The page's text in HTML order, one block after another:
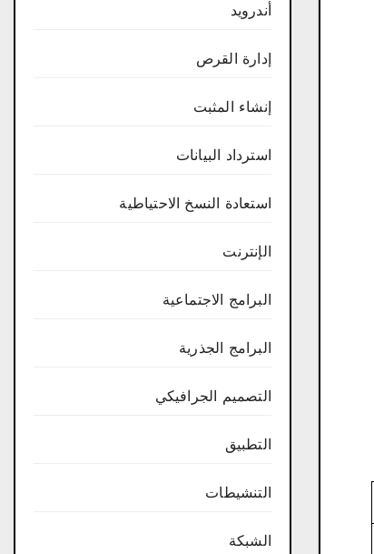
أندرويد
إدارة القرص
إنشاء المثبت
استرداد البيانات
استعادة النسخ الاحتياطية
الإنترنت
البرامج الاجتماعية
البرامج الجذرية
التصميم الجرافيكي
التطبيق
التنشيطات
الشبكة